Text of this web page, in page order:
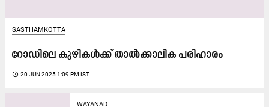
SASTHAMKOTTA
റോഡിലെ കുഴികൾക്ക് താൽക്കാലിക പരിഹാരം
access_time 20 JUN 2025 1:09 PM IST
WAYANAD